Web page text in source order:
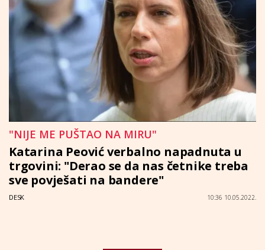
"NIJE ME PUŠTAO NA MIRU"
Katarina Peović verbalno napadnuta u
trgovini: "Derao se da nas četnike treba
sve povješati na bandere"
DESK 10:36 10.05.2022.